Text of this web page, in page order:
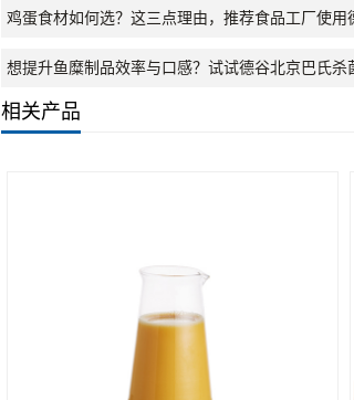
鸡蛋食材如何选？这三点理由，推荐食品工厂使用
想提升鱼糜制品效率与口感？试试德谷北京巴氏杀
相关产品